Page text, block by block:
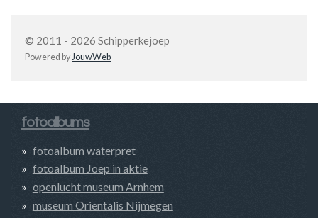
© 2011 - 2026 Schipperkejoep
Powered by JouwWeb
fotoalbums
fotoalbum waterpret
fotoalbum Joep in aktie
openlucht museum Arnhem
museum Orientalis Nijmegen